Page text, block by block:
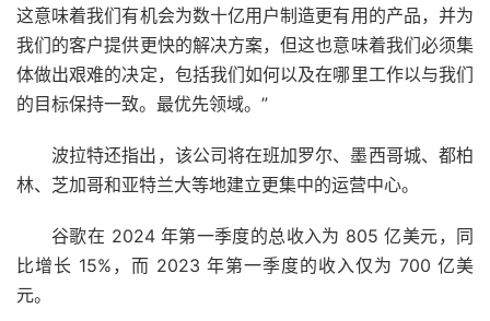
这意味着我们有机会为数十亿用户制造更有用的产品，并为
我们的客户提供更快的解决方案，但这也意味着我们必须集
体做出艰难的决定，包括我们如何以及在哪里工作以与我们
的目标保持一致。最优先领域。”
波拉特还指出，该公司将在班加罗尔、墨西哥城、都柏
林、芝加哥和亚特兰大等地建立更集中的运营中心。
谷歌在 2024 年第一季度的总收入为 805 亿美元，同
比增长 15%，而 2023 年第一季度的收入仅为 700 亿美
元。